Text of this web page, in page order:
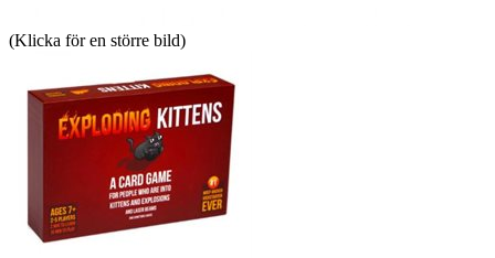
(Klicka för en större bild)